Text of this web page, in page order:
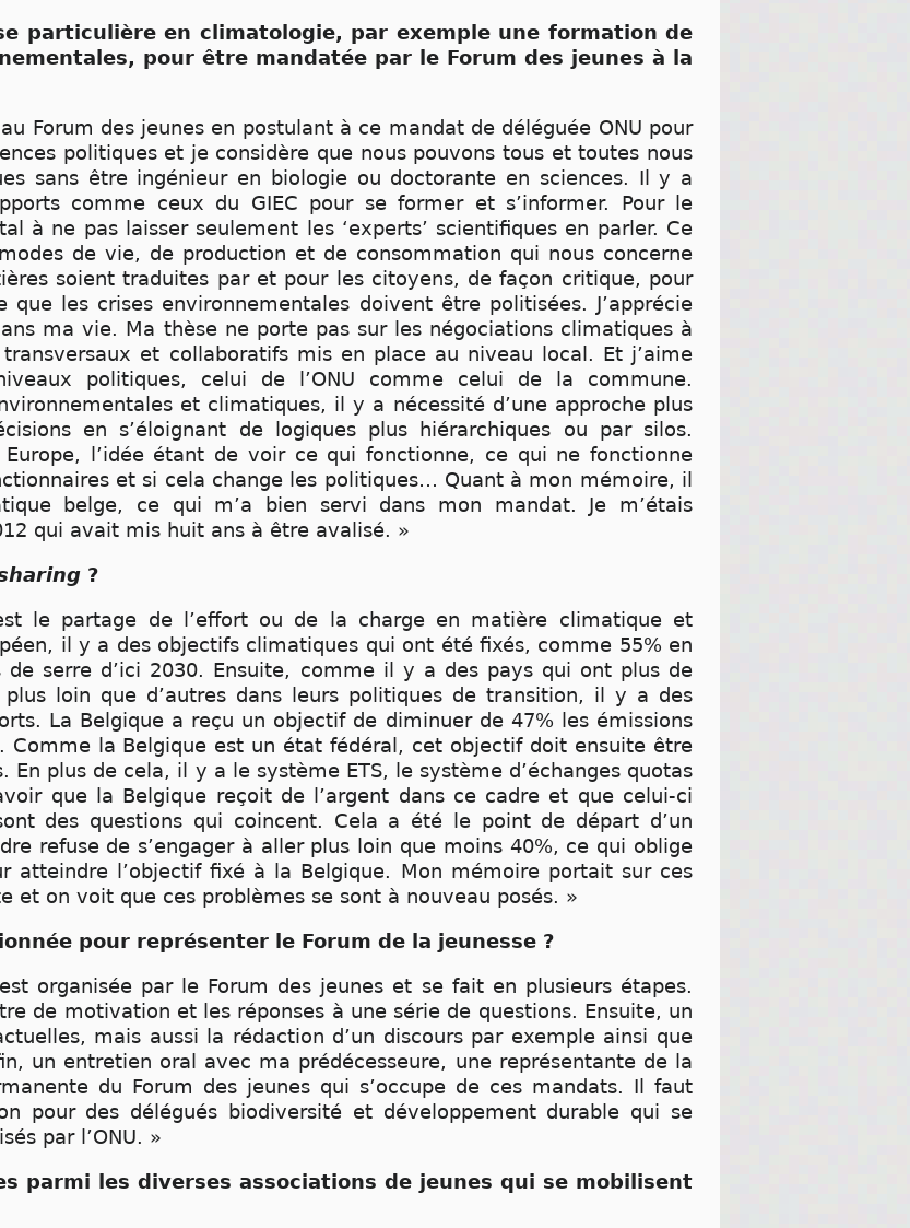
particulière en climatologie, par exemple une formation de
pour être mandatée par le Forum des jeunes à la
Forum des jeunes en postulant à ce mandat de déléguée ONU pour
politiques et je considère que nous pouvons tous et toutes nous
sans être ingénieur en biologie ou doctorante en sciences. Il y a
comme ceux du GIEC pour se former et s’informer. Pour le
à ne pas laisser seulement les ‘experts’ scientifiques en parler. Ce
de vie, de production et de consommation qui nous concerne
soient traduites par et pour les citoyens, de façon critique, pour
les crises environnementales doivent être politisées. J’apprécie
ma vie. Ma thèse ne porte pas sur les négociations climatiques à
et collaboratifs mis en place au niveau local. Et j’aime
politiques, celui de l’ONU comme celui de la commune.
et climatiques, il y a nécessité d’une approche plus
en s’éloignant de logiques plus hiérarchiques ou par silos.
Europe, l’idée étant de voir ce qui fonctionne, ce qui ne fonctionne
et si cela change les politiques… Quant à mon mémoire, il
belge, ce qui m’a bien servi dans mon mandat. Je m’étais
qui avait mis huit ans à être avalisé. »
?
le partage de l’effort ou de la charge en matière climatique et
il y a des objectifs climatiques qui ont été fixés, comme 55% en
de serre d’ici 2030. Ensuite, comme il y a des pays qui ont plus de
loin que d’autres dans leurs politiques de transition, il y a des
La Belgique a reçu un objectif de diminuer de 47% les émissions
Comme la Belgique est un état fédéral, cet objectif doit ensuite être
plus de cela, il y a le système ETS, le système d’échanges quotas
que la Belgique reçoit de l’argent dans ce cadre et que celui-ci
des questions qui coincent. Cela a été le point de départ d’un
refuse de s’engager à aller plus loin que moins 40%, ce qui oblige
atteindre l’objectif fixé à la Belgique. Mon mémoire portait sur ces
et on voit que ces problèmes se sont à nouveau posés. »
pour représenter le Forum de la jeunesse ?
organisée par le Forum des jeunes et se fait en plusieurs étapes.
de motivation et les réponses à une série de questions. Ensuite, un
mais aussi la rédaction d’un discours par exemple ainsi que
un entretien oral avec ma prédécesseure, une représentante de la
du Forum des jeunes qui s’occupe de ces mandats. Il faut
pour des délégués biodiversité et développement durable qui se
par l’ONU. »
parmi les diverses associations de jeunes qui se mobilisent